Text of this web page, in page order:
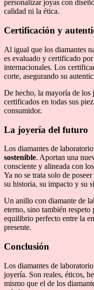
personalizar joyas con
calidad ni la ética.
Certificación y
Al igual que los diamantes
es evaluado y certificado
internacionales. Los
corte, asegurando su
De hecho, la mayoría de los
certificados en todas sus
consumidor.
La joyería del futuro
Los diamantes de
sostenible. Aportan una
consciente y alineada con
Ya no se trata solo de
su historia, su impacto y su
Un anillo con diamante de
eterno, sino también respeto
equilibrio perfecto entre la
presente.
Conclusión
Los diamantes de
joyería. Son reales, éticos,
mismo que el de los